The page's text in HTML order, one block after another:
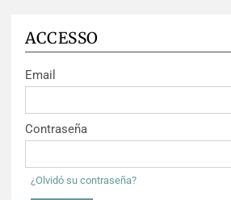
De los editores
Editoriales
Comentarios
Cartas a los editores
Estudios originales
Estudios cualitativos
Análisis
ACCESSO
Email
Contraseña
¿Olvidó su contraseña?